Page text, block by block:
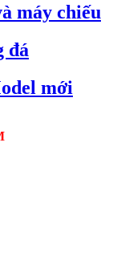
máy chiếu
đá
mới